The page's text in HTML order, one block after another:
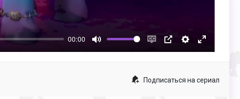
00:00
Подписаться на сериал